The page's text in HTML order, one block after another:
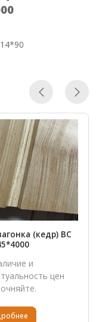
14*90
(кедр) ВС
и
цен